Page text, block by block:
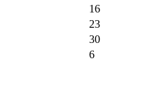
16
23
30
6